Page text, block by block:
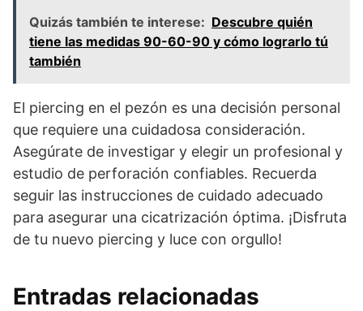
Quizás también te interese: Descubre quién
tiene las medidas 90-60-90 y cómo lograrlo tú
también
El piercing en el pezón es una decisión personal
que requiere una cuidadosa consideración.
Asegúrate de investigar y elegir un profesional y
estudio de perforación confiables. Recuerda
seguir las instrucciones de cuidado adecuado
para asegurar una cicatrización óptima. ¡Disfruta
de tu nuevo piercing y luce con orgullo!
Entradas relacionadas